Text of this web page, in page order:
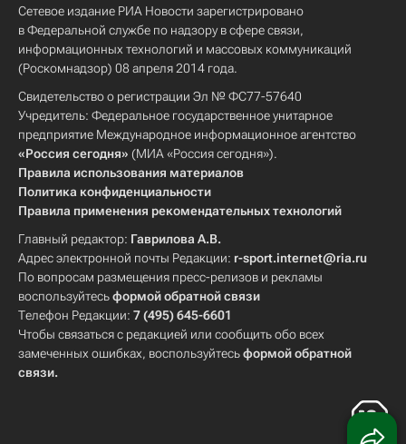
Сетевое издание РИА Новости зарегистрировано
в Федеральной службе по надзору в сфере связи,
информационных технологий и массовых коммуникаций
(Роскомнадзор) 08 апреля 2014 года.
Свидетельство о регистрации Эл № ФС77-57640
Учредитель: Федеральное государственное унитарное
предприятие Международное информационное агентство
«Россия сегодня» (МИА «Россия сегодня»).
Правила использования материалов
Политика конфиденциальности
Правила применения рекомендательных технологий
Главный редактор: Гаврилова А.В.
Адрес электронной почты Редакции: r-sport.internet@ria.ru
По вопросам размещения пресс-релизов и рекламы
воспользуйтесьформой обратной связи
Телефон Редакции: 7 (495) 645-6601
Чтобы связаться с редакцией или сообщить обо всех
замеченных ошибках, воспользуйтесьформой обратной
связи.